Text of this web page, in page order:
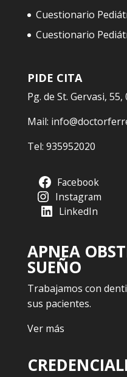
Cuestionario
Cuestionario
PIDE CITA
Pg. de St. Gervasi,
Mail:
Tel: 935952020
Facebook
Instagram
LinkedIn
APNEA
SUEÑO
Trabajamos con
sus pacientes.
Ver más